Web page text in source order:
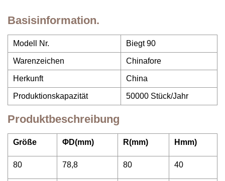
Basisinformation.
Modell Nr. Biegt 90
Warenzeichen Chinafore
Herkunft China
Produktionskapazität 50000 Stück/Jahr
Produktbeschreibung
Größe ΦD(mm) R(mm) Hmm)
80 78,8 80 40